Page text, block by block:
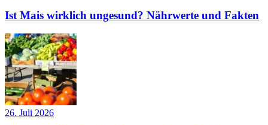
Ist Mais wirklich ungesund? Nährwerte und Fakten
26. Juli 2026